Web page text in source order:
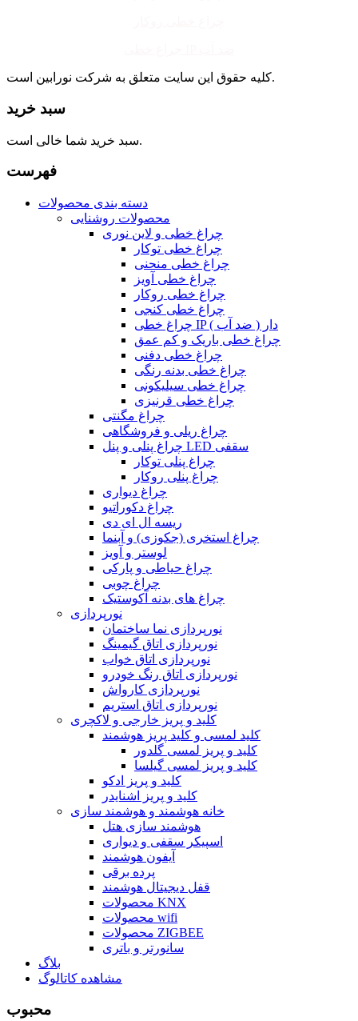
کلیه حقوق این سایت متعلق به شرکت نورابین است.
سبد خرید
سبد خرید شما خالی است.
فهرست
دسته بندی محصولات
محصولات روشنایی
چراغ خطی و لاین نوری
چراغ خطی توکار
چراغ خطی منحنی
چراغ خطی آویز
چراغ خطی روکار
چراغ خطی کنجی
چراغ خطی IP دار ( ضد آب )
چراغ خطی باریک و کم عمق
چراغ خطی دفنی
چراغ خطی بدنه رنگی
چراغ خطی سیلیکونی
چراغ خطی قرنیزی
چراغ مگنتی
چراغ ریلی و فروشگاهی
چراغ پنلی و پنل LED سقفی
چراغ پنلی توکار
چراغ پنلی روکار
چراغ دیواری
چراغ دکوراتیو
ریسه ال ای دی
چراغ استخری (جکوزی) و آبنما
لوستر و آویز
چراغ حیاطی و پارکی
چراغ چوبی
چراغ های بدنه آکوستیک
نورپردازی
نورپردازی نما ساختمان
نورپردازی اتاق گیمینگ
نورپردازی اتاق خواب
نورپردازی اتاق رنگ خودرو
نورپردازی کارواش
نورپردازی اتاق استریم
کلید و پریز خارجی و لاکچری
کلید لمسی و کلید پریز هوشمند
کلید و پریز لمسی گلدور
کلید و پریز لمسی گیلسا
کلید و پریز ادکو
کلید و پریز اشنایدر
خانه هوشمند و هوشمند سازی
هوشمند سازی هتل
اسپیکر سقفی و دیواری
آیفون هوشمند
پرده برقی
قفل دیجیتال هوشمند
محصولات KNX
محصولات wifi
محصولات ZIGBEE
سانورتر و باتری
بلاگ
مشاهده کاتالوگ
محبوب